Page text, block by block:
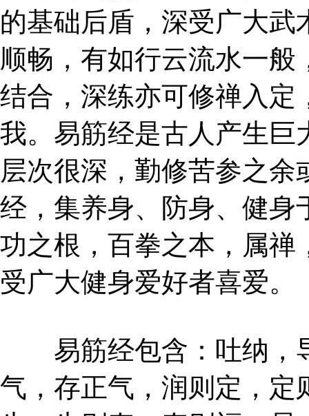
的基础后盾，深受广大
顺畅，有如行云流水一
结合，深练亦可修禅入定
我。易筋经是古人产生巨
层次很深，勤修苦参之
经，集养身、防身、健身
功之根，百拳之本，属禅
受广大健身爱好者喜爱。
易筋经包含：吐纳，
气，存正气，润则定，定